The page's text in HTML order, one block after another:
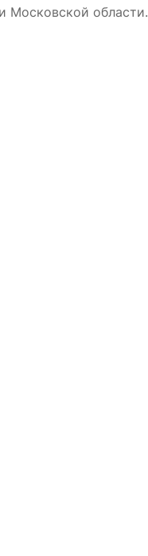
Московской области.